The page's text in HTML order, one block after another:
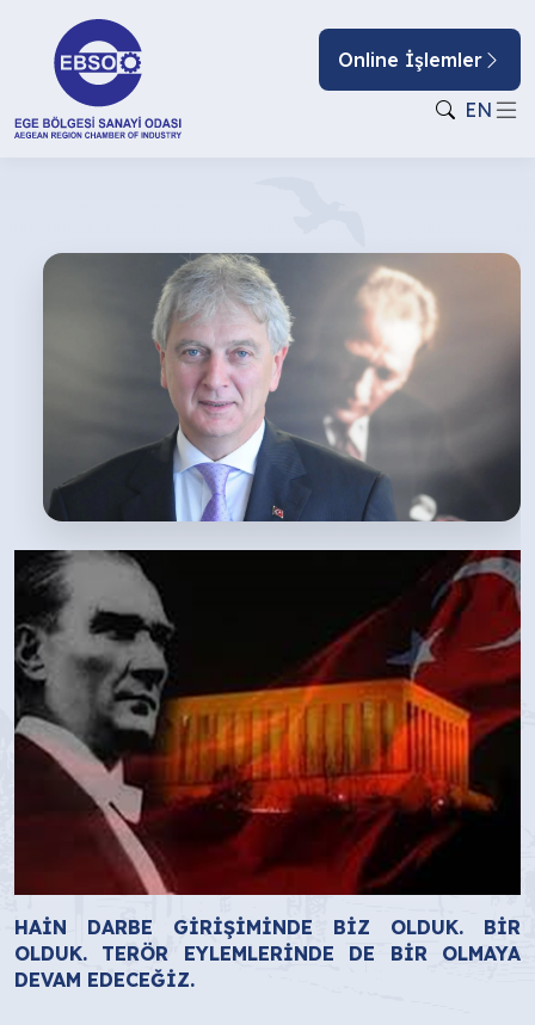
Online İşlemler
EN
KONUSU
VATANSA
GERİSİ
TEFERRUATTIR.
HAİN DARBE GİRİŞİMİNDE BİZ OLDUK. BİR
OLDUK. TERÖR EYLEMLERİNDE DE BİR OLMAYA
DEVAM EDECEĞİZ.